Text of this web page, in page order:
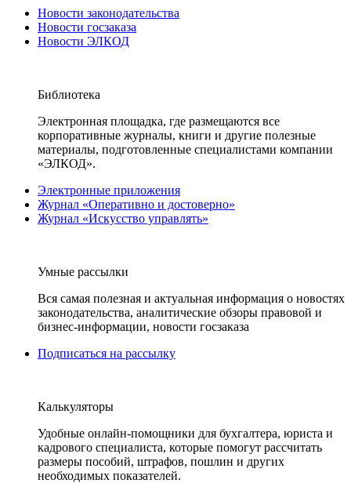
Новости законодательства
Новости госзаказа
Новости ЭЛКОД
Библиотека
Электронная площадка, где размещаются все
корпоративные журналы, книги и другие полезные
материалы, подготовленные специалистами компании
«ЭЛКОД».
Электронные приложения
Журнал «Оперативно и достоверно»
Журнал «Искусство управлять»
Умные рассылки
Вся самая полезная и актуальная информация о новостях
законодательства, аналитические обзоры правовой и
бизнес-информации, новости госзаказа
Подписаться на рассылку
Калькуляторы
Удобные онлайн-помощники для бухгалтера, юриста и
кадрового специалиста, которые помогут рассчитать
размеры пособий, штрафов, пошлин и других
необходимых показателей.